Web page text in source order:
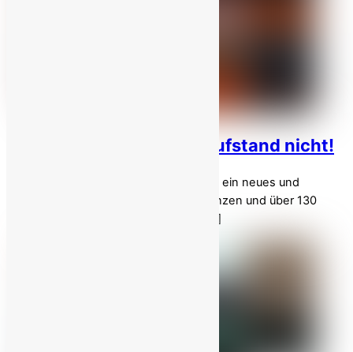
Iran wurde dunkel. Der Aufstand nicht!
Am 8. Januar 2026 begann für den Iran ein neues und
gefährlicheres Kapitel. In allen 31 Provinzen und über 130
Städten strömten Millionen Bürger – […]